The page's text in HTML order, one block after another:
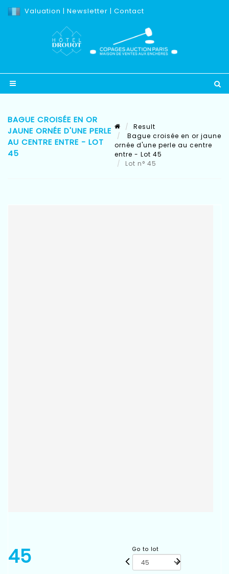
Valuation | Newsletter | Contact
BAGUE CROISÉE EN OR
JAUNE ORNÉE D'UNE PERLE
AU CENTRE ENTRE - LOT
45
Result
Bague croisée en or jaune
ornée d'une perle au centre
entre - Lot 45
Lot n° 45
45 Go to lot